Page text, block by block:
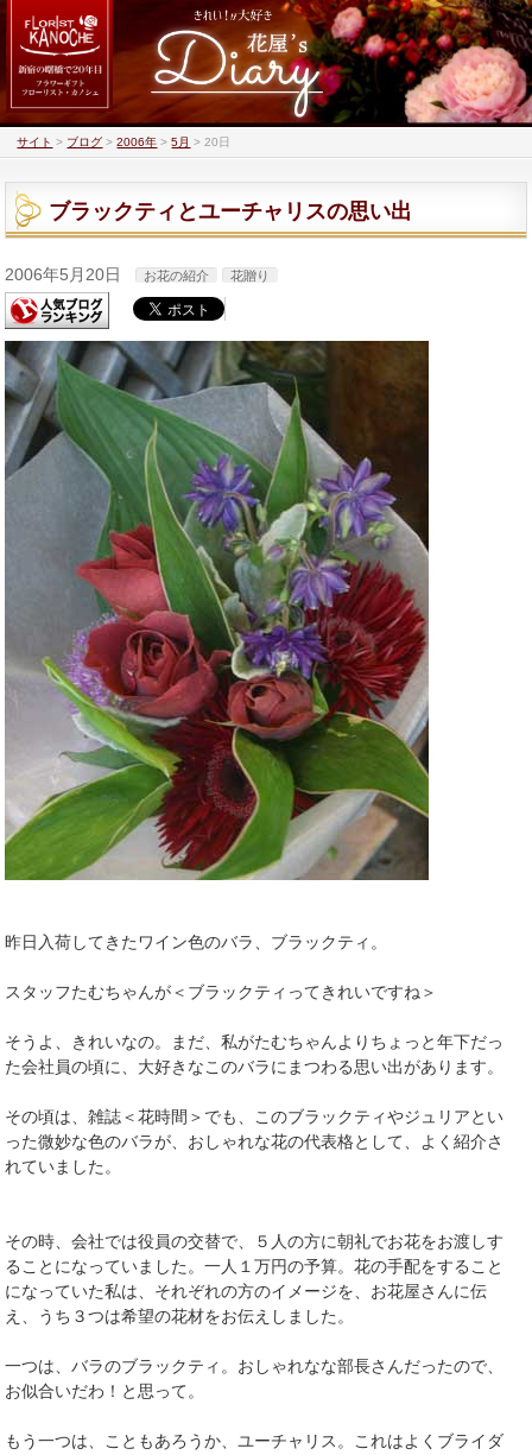
サイト > ブログ >2006年 >5月 >20日
ブラックティとユーチャリスの思い出
2006年5月20日 お花の紹介 花贈り
昨日入荷してきたワイン色のバラ、ブラックティ。
スタッフたむちゃんが＜ブラックティってきれいですね＞
そうよ、きれいなの。まだ、私がたむちゃんよりちょっと年下だっ
た会社員の頃に、大好きなこのバラにまつわる思い出があります。
その頃は、雑誌＜花時間＞でも、このブラックティやジュリアとい
った微妙な色のバラが、おしゃれな花の代表格として、よく紹介さ
れていました。
その時、会社では役員の交替で、５人の方に朝礼でお花をお渡しす
ることになっていました。一人１万円の予算。花の手配をすること
になっていた私は、それぞれの方のイメージを、お花屋さんに伝
え、うち３つは希望の花材をお伝えしました。
一つは、バラのブラックティ。おしゃれなな部長さんだったので、
お似合いだわ！と思って。
もう一つは、こともあろうか、ユーチャリス。これはよくブライダ